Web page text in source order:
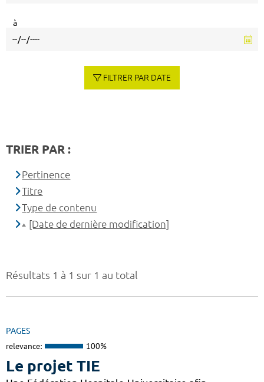
Résultats 1 à 1 sur 1 au total
PAGES
relevance: 100%
Le projet TIE
à
FILTRER PAR DATE
TRIER PAR :
Pertinence
Titre
Type de contenu
[Date de dernière modification]